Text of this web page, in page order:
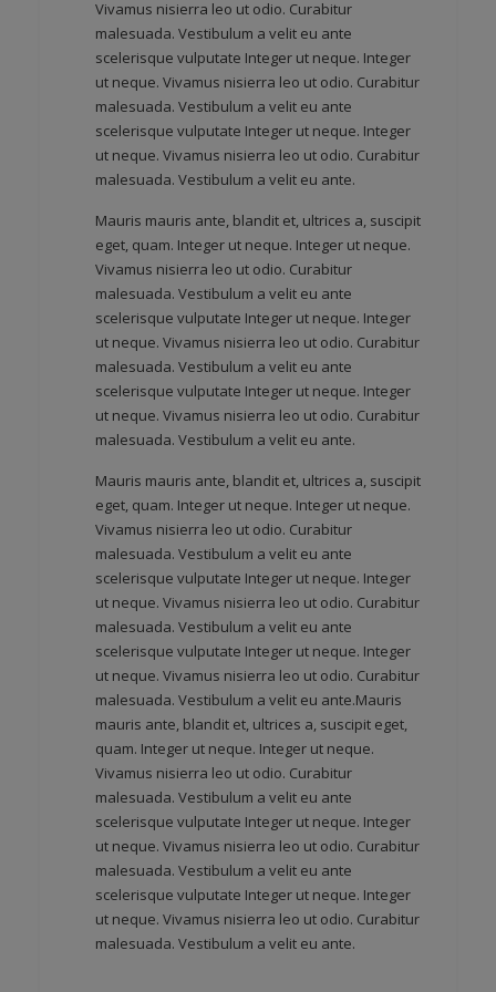
Vivamus nisierra leo ut odio. Curabitur
malesuada. Vestibulum a velit eu ante
scelerisque vulputate Integer ut neque. Integer
ut neque. Vivamus nisierra leo ut odio. Curabitur
malesuada. Vestibulum a velit eu ante
scelerisque vulputate Integer ut neque. Integer
ut neque. Vivamus nisierra leo ut odio. Curabitur
malesuada. Vestibulum a velit eu ante.
Mauris mauris ante, blandit et, ultrices a, suscipit
eget, quam. Integer ut neque. Integer ut neque.
Vivamus nisierra leo ut odio. Curabitur
malesuada. Vestibulum a velit eu ante
scelerisque vulputate Integer ut neque. Integer
ut neque. Vivamus nisierra leo ut odio. Curabitur
malesuada. Vestibulum a velit eu ante
scelerisque vulputate Integer ut neque. Integer
ut neque. Vivamus nisierra leo ut odio. Curabitur
malesuada. Vestibulum a velit eu ante.
Mauris mauris ante, blandit et, ultrices a, suscipit
eget, quam. Integer ut neque. Integer ut neque.
Vivamus nisierra leo ut odio. Curabitur
malesuada. Vestibulum a velit eu ante
scelerisque vulputate Integer ut neque. Integer
ut neque. Vivamus nisierra leo ut odio. Curabitur
malesuada. Vestibulum a velit eu ante
scelerisque vulputate Integer ut neque. Integer
ut neque. Vivamus nisierra leo ut odio. Curabitur
malesuada. Vestibulum a velit eu ante.Mauris
mauris ante, blandit et, ultrices a, suscipit eget,
quam. Integer ut neque. Integer ut neque.
Vivamus nisierra leo ut odio. Curabitur
malesuada. Vestibulum a velit eu ante
scelerisque vulputate Integer ut neque. Integer
ut neque. Vivamus nisierra leo ut odio. Curabitur
malesuada. Vestibulum a velit eu ante
scelerisque vulputate Integer ut neque. Integer
ut neque. Vivamus nisierra leo ut odio. Curabitur
malesuada. Vestibulum a velit eu ante.